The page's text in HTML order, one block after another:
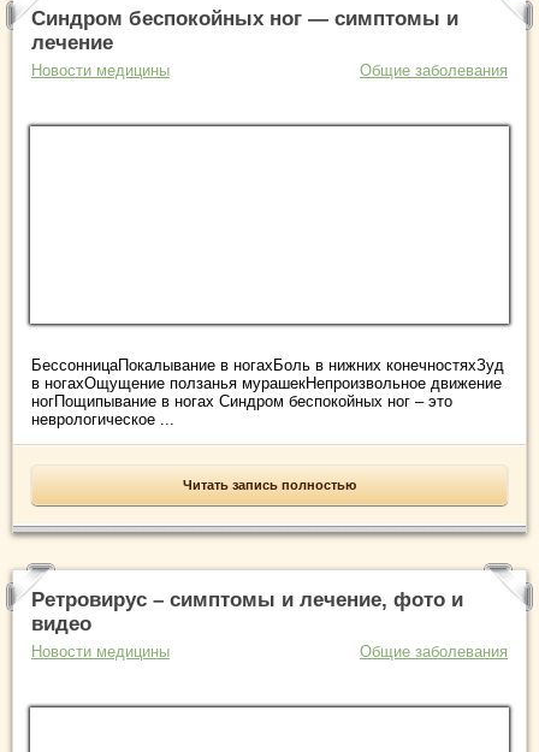
Синдром беспокойных ног — симптомы и
лечение
Новости медицины Общие заболевания
БессонницаПокалывание в ногахБоль в нижних конечностяхЗуд
в ногахОщущение ползанья мурашекНепроизвольное движение
ногПощипывание в ногах Синдром беспокойных ног – это
неврологическое ...
Читать запись полностью
Ретровирус – симптомы и лечение, фото и
видео
Новости медицины Общие заболевания